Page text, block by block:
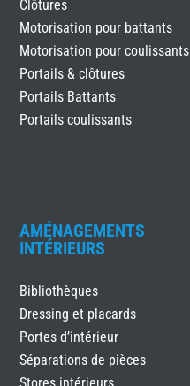
Clôtures
Motorisation pour battants
Motorisation pour coulissants
Portails & clôtures
Portails Battants
Portails coulissants
AMÉNAGEMENTS
INTÉRIEURS
Bibliothèques
Dressing et placards
Portes d’intérieur
Séparations de pièces